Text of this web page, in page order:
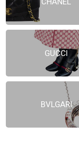
GUCCI
BVLGARI